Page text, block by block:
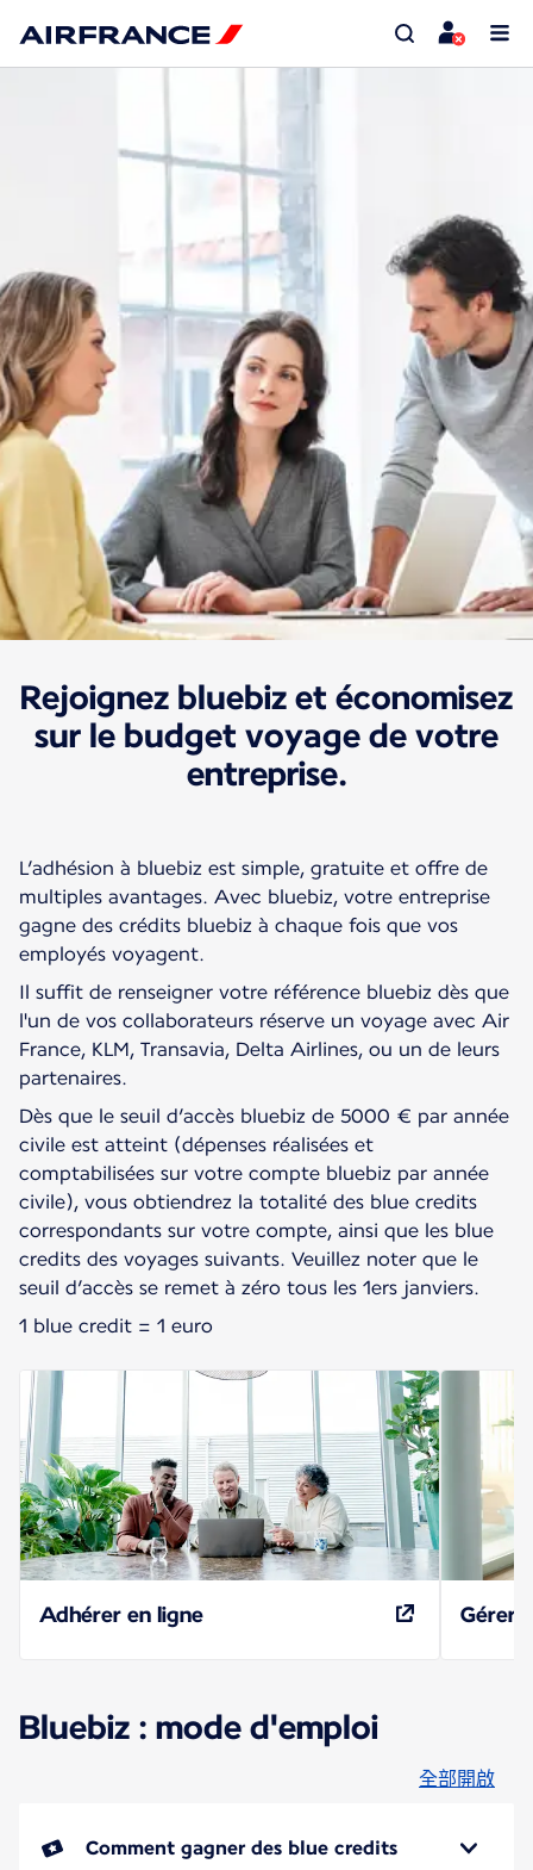
特惠與價格
Bluebiz
Rejoignez bluebiz et économisez
sur le budget voyage de votre
entreprise.
L’adhésion à bluebiz est simple, gratuite et offre de
multiples avantages. Avec bluebiz, votre entreprise
gagne des crédits bluebiz à chaque fois que vos
employés voyagent.
Il suffit de renseigner votre référence bluebiz dès que
l'un de vos collaborateurs réserve un voyage avec Air
France, KLM, Transavia, Delta Airlines, ou un de leurs
partenaires.
Dès que le seuil d’accès bluebiz de 5000 € par année
civile est atteint (dépenses réalisées et
comptabilisées sur votre compte bluebiz par année
civile), vous obtiendrez la totalité des blue credits
correspondants sur votre compte, ainsi que les blue
credits des voyages suivants. Veuillez noter que le
seuil d’accès se remet à zéro tous les 1ers janviers.
1 blue credit = 1 euro
Adhérer en ligne Gérer
Bluebiz : mode d'emploi
全部開啟
Comment gagner des blue credits